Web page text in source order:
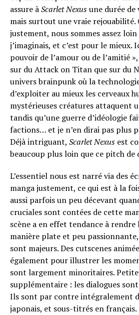
assure àScarlet Nexusune durée
mais surtout une vraie rejouabilité.
justement, nous sommes assez loin
j’imaginais, et c’est pour le mieux.
pouvoir de l’amour ou de l’amitié
sur du Attack on Titan que sur du
univers brainpunk où la
d’exploiter au mieux les cerveaux
mystérieuses créatures attaquent
tandis qu’une guerre d’idéologie
factions… et je n’en dirai pas plus
Déjà intriguant, Scarlet Nexus est
beaucoup plus loin que ce pitch de
L’essentiel nous est narré via des
manga justement, ce qui est à la
aussi parfois un peu décevant
cruciales sont contées de cette
scène a en effet tendance à rendre
manière plate et peu
sont majeurs. Des cutscenes
également pour illustrer les
sont largement minoritaires.
supplémentaire : les dialogues
Ils sont par contre intégralement
japonais, et sous-titrés en français.